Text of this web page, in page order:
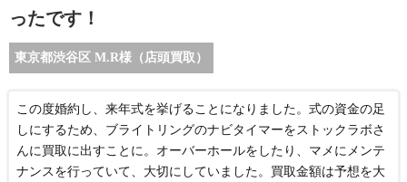
ったです！
東京都渋谷区 M.R様（店頭買取）
この度婚約し、来年式を挙げることになりました。式の資金の足
しにするため、ブライトリングのナビタイマーをストックラボさ
んに買取に出すことに。オーバーホールをしたり、マメにメンテ
ナンスを行っていて、大切にしていました。買取金額は予想を大